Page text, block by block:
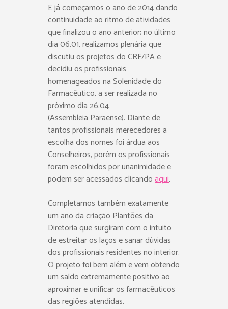
E já começamos o ano de 2014 dando
continuidade ao ritmo de atividades
que finalizou o ano anterior; no último
dia 06.01, realizamos plenária que
discutiu os projetos do CRF/PA e
decidiu os profissionais
homenageados na Solenidade do
Farmacêutico, a ser realizada no
próximo dia 26.04
(Assembleia Paraense). Diante de
tantos profissionais merecedores a
escolha dos nomes foi árdua aos
Conselheiros, porém os profissionais
foram escolhidos por unanimidade e
podem ser acessados clicandoaqui.
Completamos também exatamente
um ano da criação Plantões da
Diretoria que surgiram com o intuito
de estreitar os laços e sanar dúvidas
dos profissionais residentes no interior.
O projeto foi bem além e vem obtendo
um saldo extremamente positivo ao
aproximar e unificar os farmacêuticos
das regiões atendidas.